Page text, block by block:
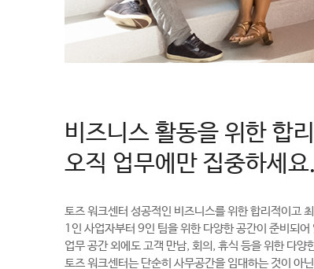
비즈니스 활동을 위한 합
오직 업무에만 집중하세요.
토즈 워크센터 성공적인 비즈니스를 위한 합리적이고
1인 사업자부터 9인 팀을 위한 다양한 공간이 준비되
업무 공간 외에도 고객 만남, 회의, 휴식 등을 위한 다양
토즈 워크센터는 단순히 사무공간을 임대하는 것이 아